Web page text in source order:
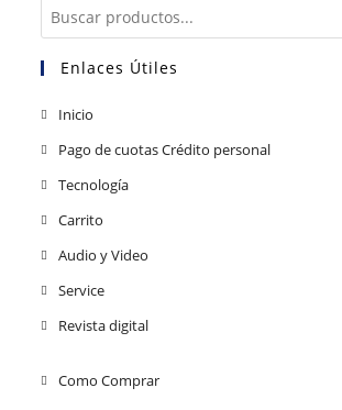
Enlaces Útiles
Inicio
Pago de cuotas Crédito personal
Tecnología
Carrito
Audio y Video
Service
Revista digital
Como Comprar